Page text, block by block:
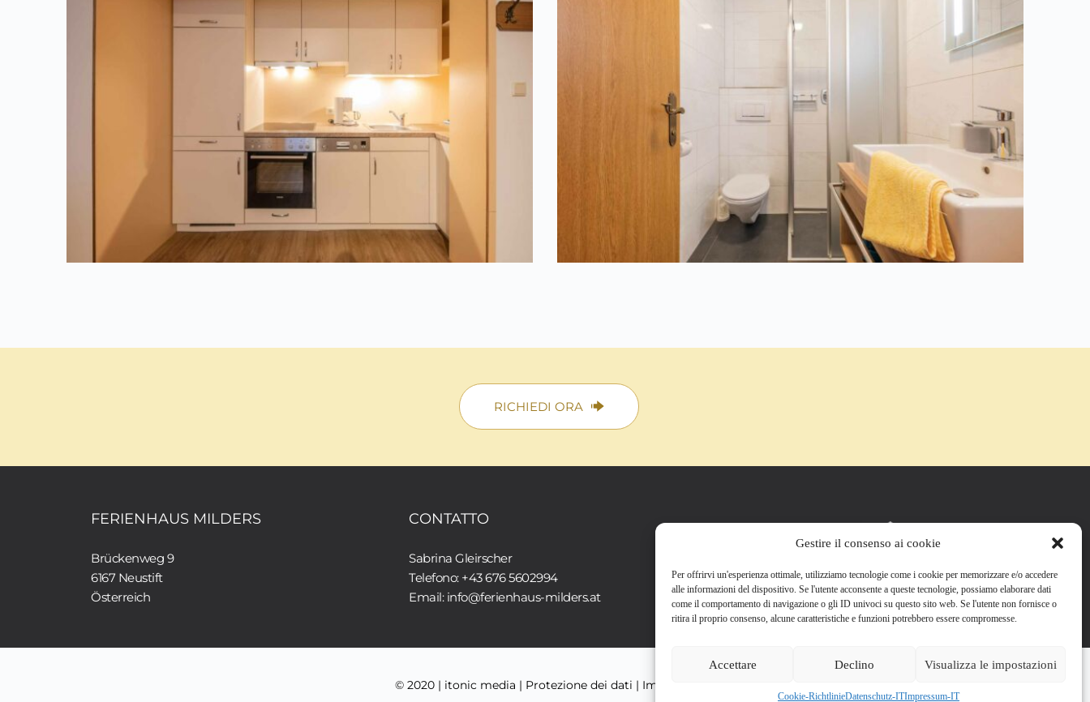
Gestire il consenso ai cookie
Per offrirvi un'esperienza ottimale, utilizziamo tecnologie come i cookie per memorizzare e/o accedere
alle informazioni del dispositivo. Se l'utente acconsente a queste tecnologie, possiamo elaborare dati
come il comportamento di navigazione o gli ID univoci su questo sito web. Se l'utente non fornisce o
ritira il proprio consenso, alcune caratteristiche e funzioni potrebbero essere compromesse.
Accettare Declino Visualizza le impostazioni
Cookie-RichtlinieDatenschutz-ITImpressum-IT
RICHIEDI ORA
FERIENHAUS MILDERS
Brückenweg 9
6167 Neustift
Österreich
CONTATTO
Sabrina Gleirscher
Telefono: +43 676 5602994
Email: info@ferienhaus-milders.at
© 2020 | itonic media | Protezione dei dati | Impronta